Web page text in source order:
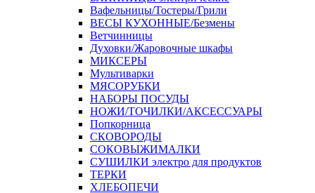
Вафельницы/Тостеры/Грили
ВЕСЫ КУХОННЫЕ/Безмены
Ветчинницы
Духовки/Жаровочные шкафы
МИКСЕРЫ
Мультиварки
МЯСОРУБКИ
НАБОРЫ ПОСУДЫ
НОЖИ/ТОЧИЛКИ/АКСЕССУАРЫ
Попкорница
СКОВОРОДЫ
СОКОВЫЖИМАЛКИ
СУШИЛКИ электро для продуктов
ТЕРКИ
ХЛЕБОПЕЧИ